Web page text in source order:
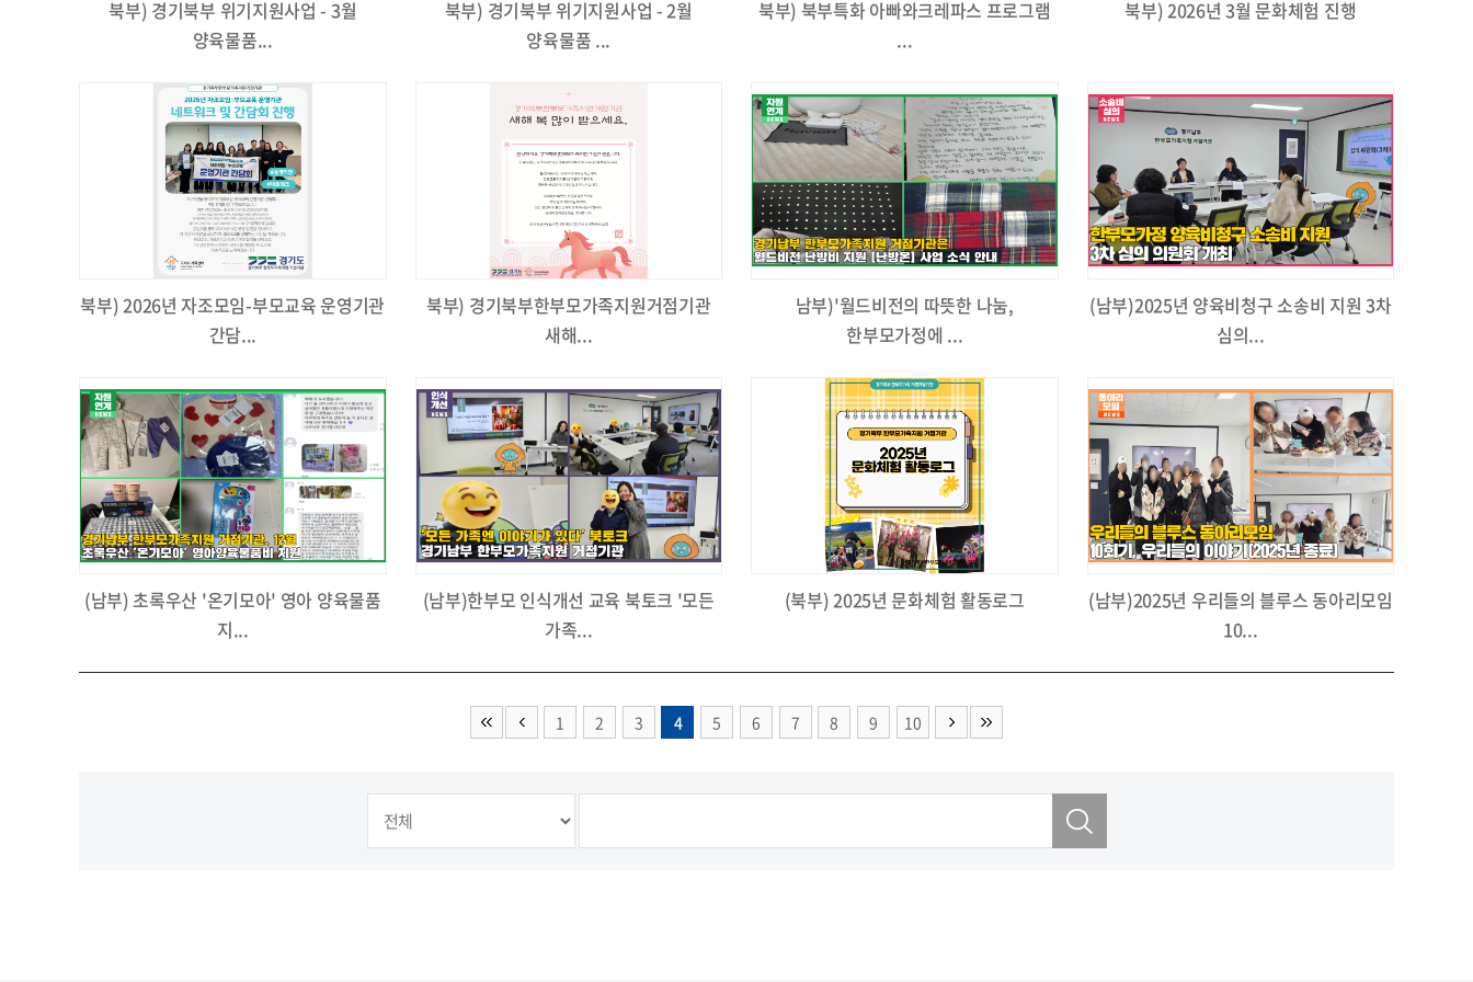
북부) 경기북부 위기지원사업 - 3월
양육물품...
북부) 경기북부 위기지원사업 - 2월
양육물품 ...
북부) 북부특화 아빠와크레파스 프로그램
...
북부) 2026년 3월 문화체험 진행
북부) 2026년 자조모임-부모교육 운영기관
간담...
북부) 경기북부한부모가족지원거점기관
새해...
남부)'월드비전의 따뜻한 나눔,
한부모가정에 ...
(남부)2025년 양육비청구 소송비 지원 3차
심의...
(남부) 초록우산 '온기모아' 영아 양육물품
지...
(남부)한부모 인식개선 교육 북토크 '모든
가족...
(북부) 2025년 문화체험 활동로그
(남부)2025년 우리들의 블루스 동아리모임
10...
1 2 3 4 5 6 7 8 9 10